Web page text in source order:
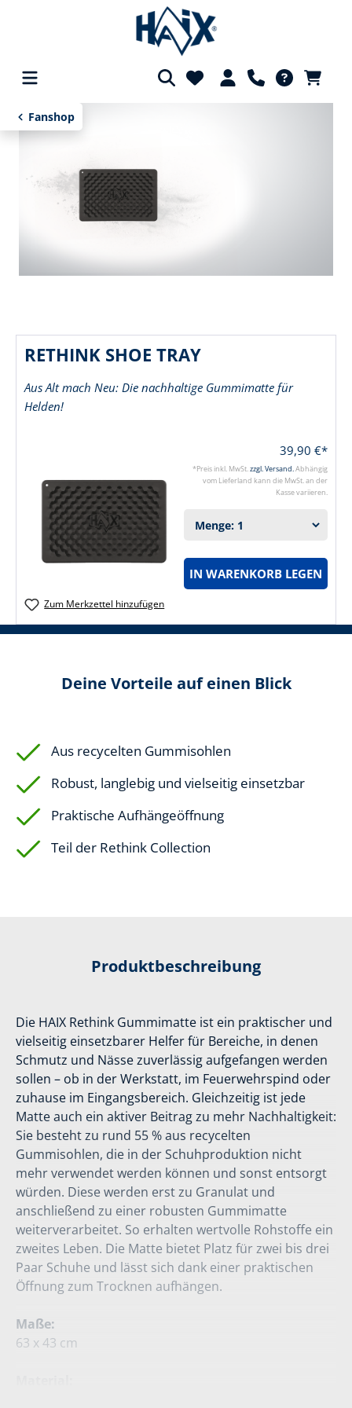
springen
Fanshop
RETHINK SHOE TRAY
Aus Alt mach Neu: Die nachhaltige Gummimatte für
Helden!
39,90 €*
*Preis inkl. MwSt.zzgl. Versand.Abhängig
vom Lieferland kann die MwSt. an der
Kasse variieren.
IN WARENKORB LEGEN
Zum Merkzettel hinzufügen
Deine Vorteile auf einen Blick
Aus recycelten Gummisohlen
Robust, langlebig und vielseitig einsetzbar
Praktische Aufhängeöffnung
Teil der Rethink Collection
Produktbeschreibung
Die HAIX Rethink Gummimatte ist ein praktischer und
vielseitig einsetzbarer Helfer für Bereiche, in denen
Schmutz und Nässe zuverlässig aufgefangen werden
sollen – ob in der Werkstatt, im Feuerwehrspind oder
zuhause im Eingangsbereich. Gleichzeitig ist jede
Matte auch ein aktiver Beitrag zu mehr Nachhaltigkeit:
Sie besteht zu rund 55 % aus recycelten
Gummisohlen, die in der Schuhproduktion nicht
mehr verwendet werden können und sonst entsorgt
würden. Diese werden erst zu Granulat und
anschließend zu einer robusten Gummimatte
weiterverarbeitet. So erhalten wertvolle Rohstoffe ein
zweites Leben. Die Matte bietet Platz für zwei bis drei
Paar Schuhe und lässt sich dank einer praktischen
Öffnung zum Trocknen aufhängen.
Maße:
63 x 43 cm